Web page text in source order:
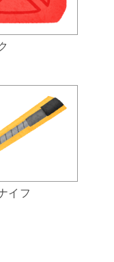
イフ